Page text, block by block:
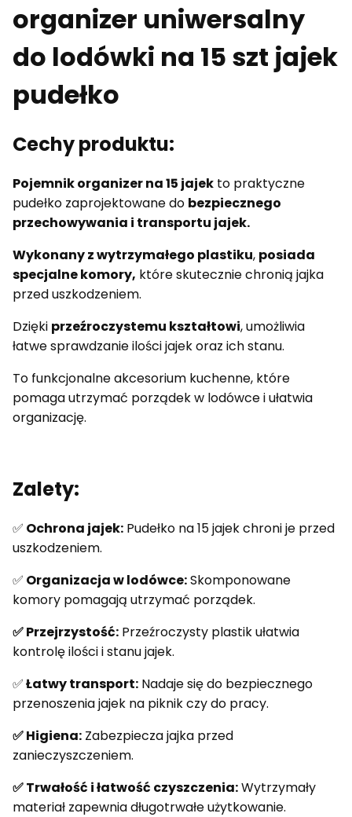
organizer uniwersalny
do lodówki na 15 szt jajek
pudełko
Cechy produktu:
Pojemnik organizer na 15 jajek to praktyczne
pudełko zaprojektowane do bezpiecznego
przechowywania i transportu jajek.
Wykonany z wytrzymałego plastiku, posiada
specjalne komory, które skutecznie chronią jajka
przed uszkodzeniem.
Dzięki przeźroczystemu kształtowi, umożliwia
łatwe sprawdzanie ilości jajek oraz ich stanu.
To funkcjonalne akcesorium kuchenne, które
pomaga utrzymać porządek w lodówce i ułatwia
organizację.
Zalety:
✅ Ochrona jajek: Pudełko na 15 jajek chroni je przed
uszkodzeniem.
✅ Organizacja w lodówce:Skomponowane
komory pomagają utrzymać porządek.
✅ Przejrzystość: Przeźroczysty plastik ułatwia
kontrolę ilości i stanu jajek.
✅Łatwy transport: Nadaje się do bezpiecznego
przenoszenia jajek na piknik czy do pracy.
✅ Higiena: Zabezpiecza jajka przed
zanieczyszczeniem.
✅ Trwałość i łatwość czyszczenia:Wytrzymały
materiał zapewnia długotrwałe użytkowanie.